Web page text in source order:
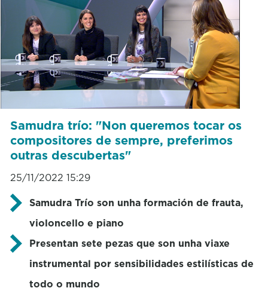
Samudra trío: "Non queremos tocar os
compositores de sempre, preferimos
outras descubertas"
25/11/2022 15:29
Samudra Trío son unha formación de frauta,
violoncello e piano
Presentan sete pezas que son unha viaxe
instrumental por sensibilidades estilísticas de
todo o mundo